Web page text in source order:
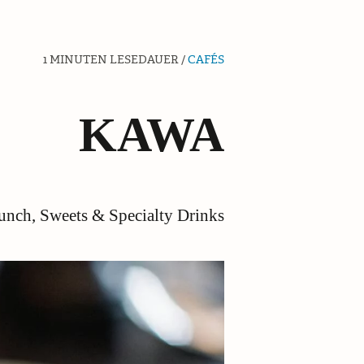
1 MINUTEN LESEDAUER /CAFÉS
KAWA
Sweets & Specialty Drinks